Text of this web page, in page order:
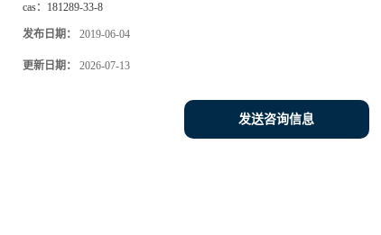
cas： 181289-33-8
发布日期： 2019-06-04
更新日期： 2026-07-13
发送咨询信息